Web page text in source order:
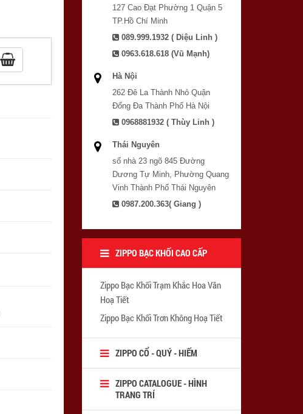
127 Cao Đạt Phường 1 Quận 5
TP.Hồ Chí Minh
089.999.1932 ( Diệu Linh )
0963.618.618 (Vũ Mạnh)
Hà Nội
262 Đê La Thành Nhỏ Quận
Đống Đa Thành Phố Hà Nội
0968881932 ( Thùy Linh )
Thái Nguyên
số nhà 23 ngõ 845 Đường
Dương Tự Minh, Phường Quang
Vinh Thành Phố Thái Nguyên
0987.200.363( Giang )
ZIPPO BẠC KHỐI CAO CẤP
Zippo Bạc Khối Trạm Khắc Hoa Văn
Hoạ Tiết
Zippo Bạc Khối Trơn Không Hoạ Tiết
ZIPPO CỔ - QUÝ - HIẾM
ZIPPO CATALOGUE - HÌNH
TRANG TRÍ